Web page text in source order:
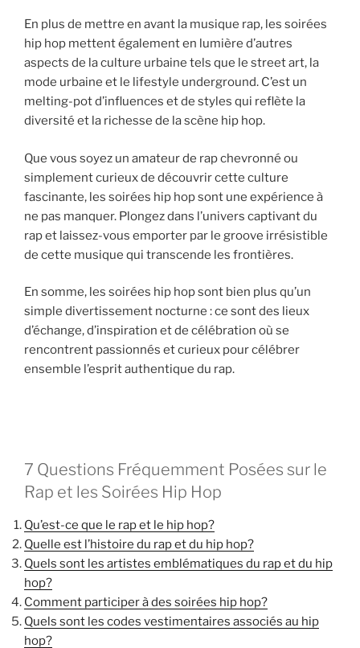
En plus de mettre en avant la musique rap, les soirées
hip hop mettent également en lumière d’autres
aspects de la culture urbaine tels que le street art, la
mode urbaine et le lifestyle underground. C’est un
melting-pot d’influences et de styles qui reflète la
diversité et la richesse de la scène hip hop.
Que vous soyez un amateur de rap chevronné ou
simplement curieux de découvrir cette culture
fascinante, les soirées hip hop sont une expérience à
ne pas manquer. Plongez dans l’univers captivant du
rap et laissez-vous emporter par le groove irrésistible
de cette musique qui transcende les frontières.
En somme, les soirées hip hop sont bien plus qu’un
simple divertissement nocturne : ce sont des lieux
d’échange, d’inspiration et de célébration où se
rencontrent passionnés et curieux pour célébrer
ensemble l’esprit authentique du rap.
7 Questions Fréquemment Posées sur le
Rap et les Soirées Hip Hop
Qu’est-ce que le rap et le hip hop?
Quelle est l’histoire du rap et du hip hop?
Quels sont les artistes emblématiques du rap et du hip
hop?
Comment participer à des soirées hip hop?
Quels sont les codes vestimentaires associés au hip
hop?